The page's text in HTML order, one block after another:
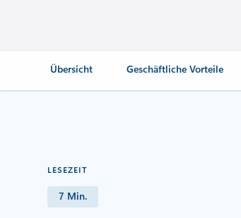
Übersicht Geschäftliche Vorteile
LESEZEIT
7 Min.